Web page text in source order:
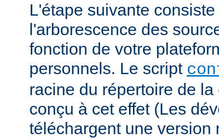
L'étape suivante
l'arborescence des
fonction de votre
personnels. Le script
racine du répertoire de
conçu à cet effet (Les
téléchargent une version